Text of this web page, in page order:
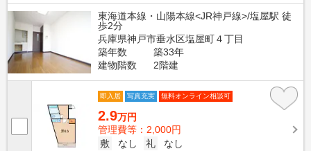
東海道本線・山陽本線<JR神戸線>/塩屋駅 徒
歩2分
兵庫県神戸市垂水区塩屋町４丁目
築年数
築33年
建物階数
2階建
即入居 写真充実 無料オンライン相談可
2.9万円
管理費等：2,000円
敷
なし 礼
なし